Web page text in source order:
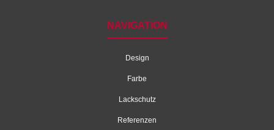
NAVIGATION
Design
Farbe
Lackschutz
Referenzen